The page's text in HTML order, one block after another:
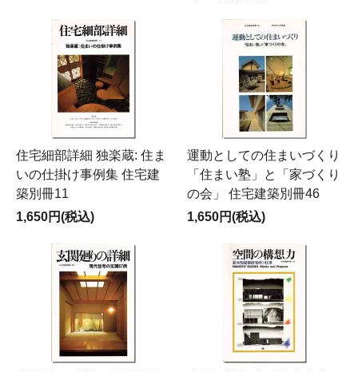
住宅細部詳細 独楽蔵: 住ま
いの仕掛け事例集 住宅建
築別冊11
1,650円(税込)
運動としての住まいづくり
「住まい塾」と「家づくり
の会」 住宅建築別冊46
1,650円(税込)